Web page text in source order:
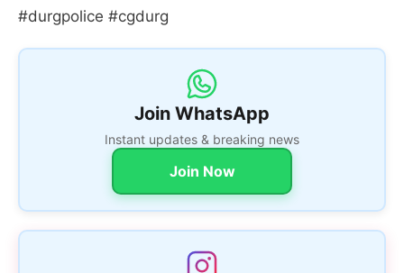
#durgpolice #cgdurg
Join WhatsApp
Instant updates & breaking news
Join Now